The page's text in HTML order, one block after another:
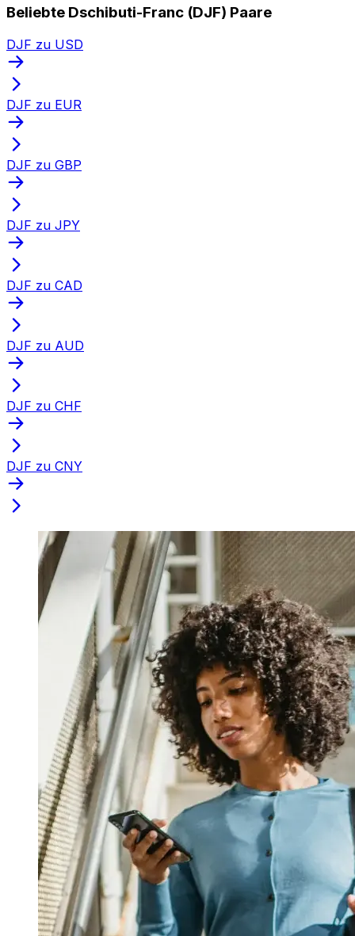
Beliebte Dschibuti-Franc (DJF) Paare
DJF zu USD
DJF zu EUR
DJF zu GBP
DJF zu JPY
DJF zu CAD
DJF zu AUD
DJF zu CHF
DJF zu CNY